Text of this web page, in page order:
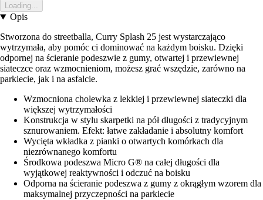
Loading...
Opis
Stworzona do streetballa, Curry Splash 25 jest wystarczająco
wytrzymała, aby pomóc ci dominować na każdym boisku. Dzięki
odpornej na ścieranie podeszwie z gumy, otwartej i przewiewnej
siateczce oraz wzmocnieniom, możesz grać wszędzie, zarówno na
parkiecie, jak i na asfalcie.
Wzmocniona cholewka z lekkiej i przewiewnej siateczki dla
większej wytrzymałości
Konstrukcja w stylu skarpetki na pół długości z tradycyjnym
sznurowaniem. Efekt: łatwe zakładanie i absolutny komfort
Wycięta wkładka z pianki o otwartych komórkach dla
niezrównanego komfortu
Środkowa podeszwa Micro G® na całej długości dla
wyjątkowej reaktywności i odczuć na boisku
Odporna na ścieranie podeszwa z gumy z okrągłym wzorem dla
maksymalnej przyczepności na parkiecie